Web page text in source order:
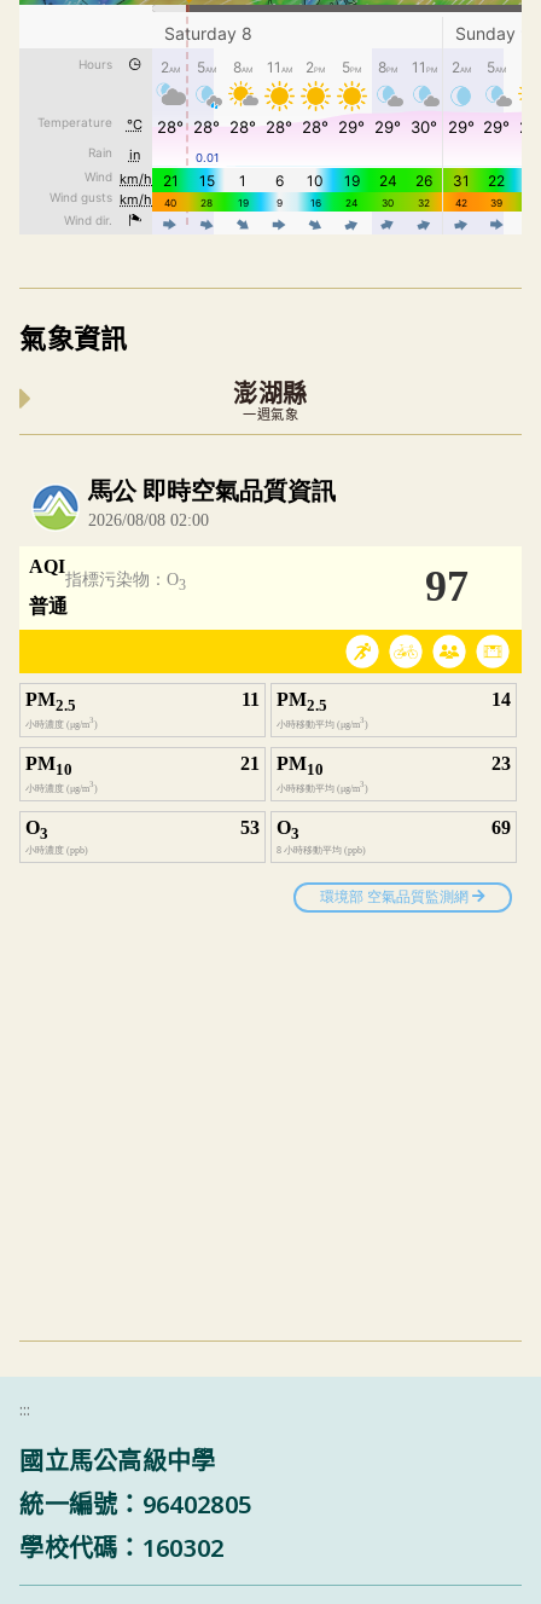
氣象資訊
澎湖縣
一週氣象
內嵌空氣品質小工具為視覺預覽，完整即時空
:::
國立馬公高級中學
統一編號：96402805
學校代碼：160302